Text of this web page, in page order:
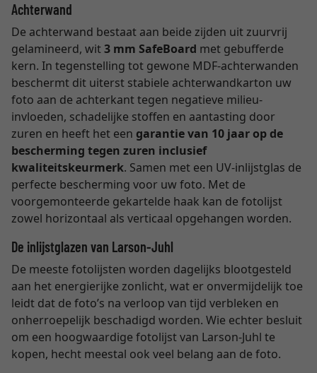
Achterwand
De achterwand bestaat aan beide zijden uit zuurvrij
gelamineerd, wit3 mm SafeBoard met gebufferde
kern. In tegenstelling tot gewone MDF-achterwanden
beschermt dit uiterst stabiele achterwandkarton uw
foto aan de achterkant tegen negatieve milieu-
invloeden, schadelijke stoffen en aantasting door
zuren en heeft het een garantie van 10 jaar op de
bescherming tegen zuren inclusief
kwaliteitskeurmerk. Samen met een UV-inlijstglas de
perfecte bescherming voor uw foto. Met de
voorgemonteerde gekartelde haak kan de fotolijst
zowel horizontaal als verticaal opgehangen worden.
De inlijstglazen van Larson-Juhl
De meeste fotolijsten worden dagelijks blootgesteld
aan het energierijke zonlicht, wat er onvermijdelijk toe
leidt dat de foto’s na verloop van tijd verbleken en
onherroepelijk beschadigd worden. Wie echter besluit
om een hoogwaardige fotolijst van Larson-Juhl te
kopen, hecht meestal ook veel belang aan de foto.